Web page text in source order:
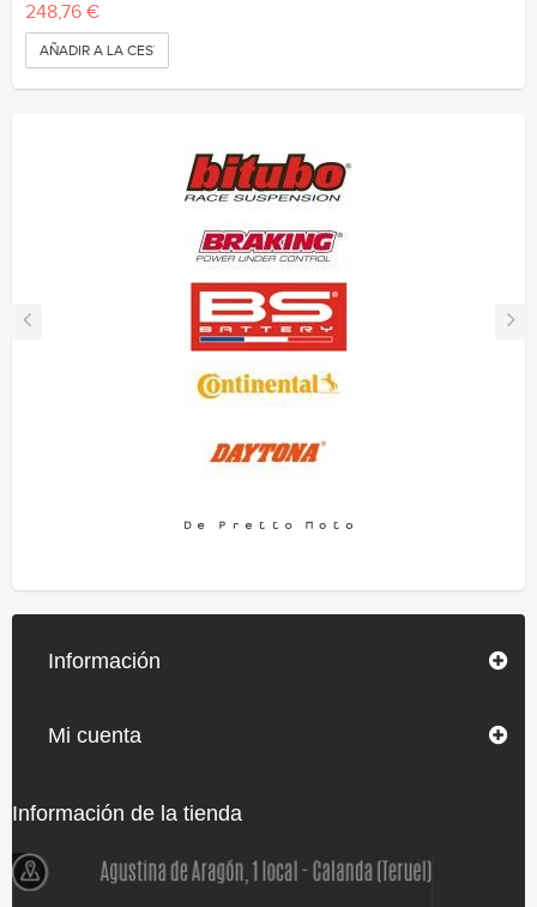
248,76 €
AÑADIR A LA CESTA
Información
Mi cuenta
Información de la tienda